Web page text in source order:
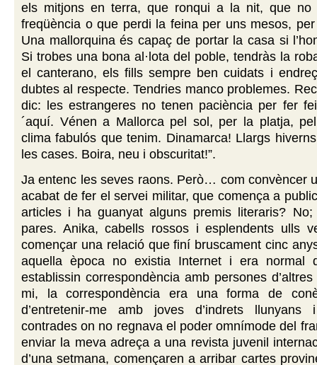
els mitjons en terra, que ronqui a la nit, que no
freqüència o que perdi la feina per uns mesos,
Una mallorquina és capaç de portar la casa si
Si trobes una bona al·lota del poble, tendràs la
el canterano, els fills sempre ben cuidats i
dubtes al respecte. Tendries manco problemes.
dic: les estrangeres no tenen paciència per fer
´aquí. Vénen a Mallorca pel sol, per la platja,
clima fabulós que tenim. Dinamarca! Llargs
les cases. Boira, neu i obscuritat!”.
Ja entenc les seves raons. Però… com convèncer
acabat de fer el servei militar, que comença a
articles i ha guanyat alguns premis literaris?
pares. Anika, cabells rossos i esplendents ulls
començar una relació que finí bruscament cinc
aquella època no existia Internet i era normal
establissin correspondència amb persones
mi, la correspondència era una forma de
d’entretenir-me amb joves d’indrets
contrades on no regnava el poder omnímode del
enviar la meva adreça a una revista juvenil
d’una setmana, començaren a arribar cartes